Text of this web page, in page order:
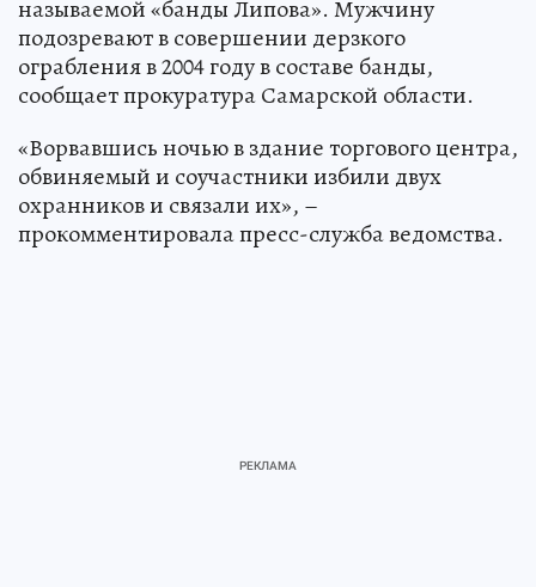
называемой «банды Липова». Мужчину
подозревают в совершении дерзкого
ограбления в 2004 году в составе банды,
сообщает прокуратура Самарской области.
«Ворвавшись ночью в здание торгового центра,
обвиняемый и соучастники избили двух
охранников и связали их», –
прокомментировала пресс-служба ведомства.